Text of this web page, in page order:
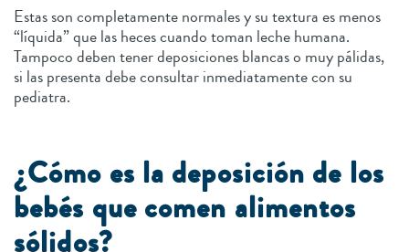
Estas son completamente normales y su textura es menos
“líquida” que las heces cuando toman leche humana.
Tampoco deben tener deposiciones blancas o muy pálidas,
si las presenta debe consultar inmediatamente con su
pediatra.
¿Cómo es la deposición de los
bebés que comen alimentos
sólidos?